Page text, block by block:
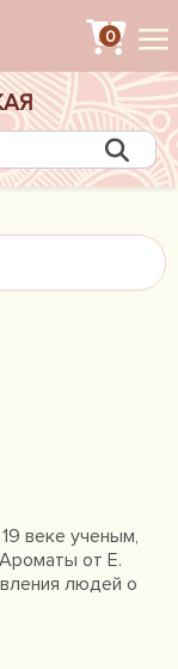
0
веке ученым,
от E.
людей о
потому что,
науку и
потому духи